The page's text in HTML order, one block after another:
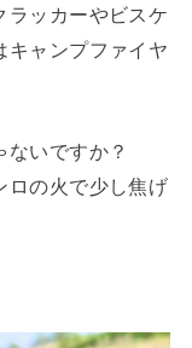
ラッカーやビスケ
キャンプファイヤ
いですか？
ロの火で少し焦げ